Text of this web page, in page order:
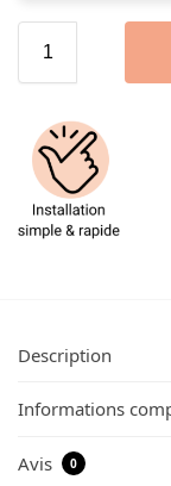
Description
Informations
Avis 0